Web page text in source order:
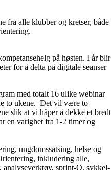
fra alle klubber og kretser, både
på høsten. I år blir
for å delta på digitale seanser
med totalt 16 ulike webinar
to ukene. Det vil være to
slik at vi håper å dekke et bredt
en varighet fra 1-2 timer og
ungdomssatsing, helse og
inkludering alle,
analyseverktøy, sprint-O, sykkel-